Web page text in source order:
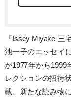
『Issey Miyake 三
池一子のエッセイ
が1977年から1999
レクションの招待
載、新たな読み物